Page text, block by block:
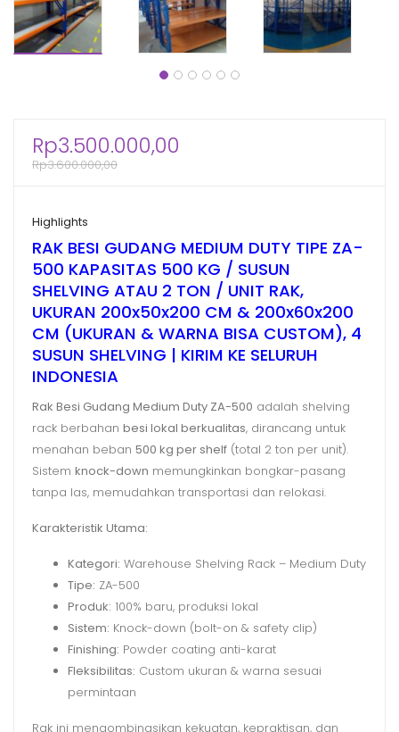
Rp3.500.000,00
Rp3.600.000,00
Highlights
RAK BESI GUDANG MEDIUM DUTY TIPE ZA-
500 KAPASITAS 500 KG / SUSUN
SHELVING ATAU 2 TON / UNIT RAK,
UKURAN 200x50x200 CM & 200x60x200
CM (UKURAN & WARNA BISA CUSTOM), 4
SUSUN SHELVING | KIRIM KE SELURUH
INDONESIA
Rak Besi Gudang Medium Duty ZA-500 adalah shelving
rack berbahan besi lokal berkualitas, dirancang untuk
menahan beban 500 kg per shelf (total 2 ton per unit).
Sistem knock-down memungkinkan bongkar-pasang
tanpa las, memudahkan transportasi dan relokasi.
Karakteristik Utama:
Kategori: Warehouse Shelving Rack – Medium Duty
Tipe: ZA-500
Produk: 100% baru, produksi lokal
Sistem: Knock-down (bolt-on & safety clip)
Finishing: Powder coating anti-karat
Fleksibilitas: Custom ukuran & warna sesuai
permintaan
Rak ini mengombinasikan kekuatan, kepraktisan, dan